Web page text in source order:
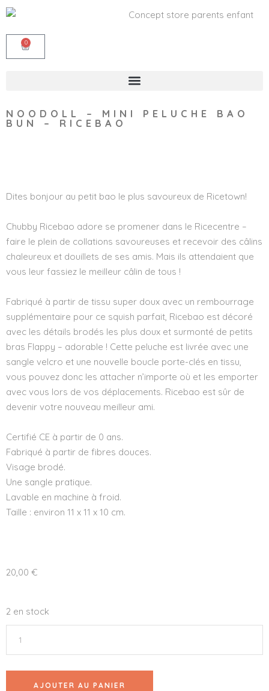
0
NOODOLL – MINI PELUCHE BAO
BUN – RICEBAO
Dites bonjour au petit bao le plus savoureux de Ricetown!
Chubby Ricebao adore se promener dans le Ricecentre –
faire le plein de collations savoureuses et recevoir des câlins
chaleureux et douillets de ses amis. Mais ils attendaient que
vous leur fassiez le meilleur câlin de tous !
Fabriqué à partir de tissu super doux avec un rembourrage
supplémentaire pour ce squish parfait, Ricebao est décoré
avec les détails brodés les plus doux et surmonté de petits
bras Flappy – adorable ! Cette peluche est livrée avec une
sangle velcro et une nouvelle boucle porte-clés en tissu,
vous pouvez donc les attacher n’importe où et les emporter
avec vous lors de vos déplacements. Ricebao est sûr de
devenir votre nouveau meilleur ami.
Certifié CE à partir de 0 ans.
Fabriqué à partir de fibres douces.
Visage brodé.
Une sangle pratique.
Lavable en machine à froid.
Taille : environ 11 x 11 x 10 cm.
20,00 €
2 en stock
AJOUTER AU PANIER